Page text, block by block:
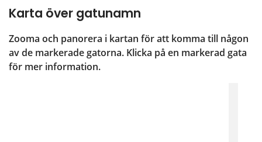
Karta över gatunamn
Zooma och panorera i kartan för att komma till någon
av de markerade gatorna. Klicka på en markerad gata
för mer information.